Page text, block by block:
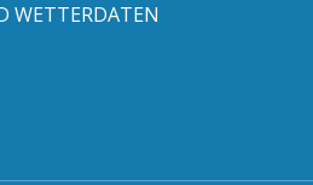
WETTERDATEN